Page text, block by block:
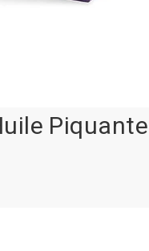
Piquante